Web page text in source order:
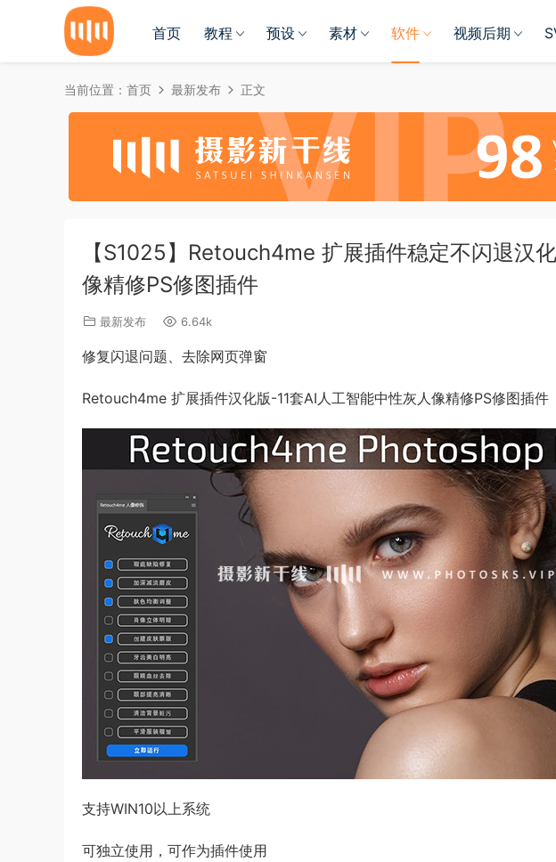
首页 教程 预设 素材 软件 视频后期
当前位置： 首页 最新发布 正文
【S1025】Retouch4me 扩展插件稳定不闪退汉
像精修PS修图插件
最新发布 6.64k
修复闪退问题、去除网页弹窗
Retouch4me 扩展插件汉化版-11套AI人工智能中性灰人像精修PS修图插件
支持WIN10以上系统
可独立使用，可作为插件使用